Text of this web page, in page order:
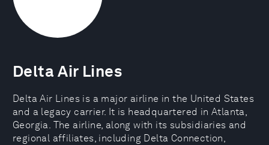
Delta Air Lines
Delta Air Lines is a major airline in the United States
and a legacy carrier. It is headquartered in Atlanta,
Georgia. The airline, along with its subsidiaries and
regional affiliates, including Delta Connection,